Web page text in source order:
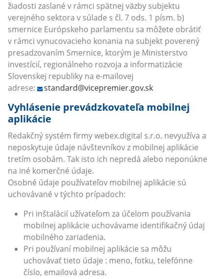
žiadosti zaslané v rámci spätnej väzby subjektu
verejného sektora v súlade s čl. 7 ods. 1 písm. b)
smernice Európskeho parlamentu sa môžete obrátiť
v rámci vynucovacieho konania na subjekt poverený
presadzovaním Smernice, ktorým je Ministerstvo
investícií, regionálneho rozvoja a informatizácie
Slovenskej republiky na e-mailovej
adrese:
standard@vicepremier.gov.sk
Vyhlásenie prevádzkovateľa mobilnej
aplikácie
Redakčný systém firmy webex.digital s.r.o. nevyužíva a
neposkytuje údaje návštevníkov z mobilnej aplikácie
tretím osobám. Tak isto ich nepredá alebo neponúkne
na iné komerčné údaje.
Osobné údaje používateľov mobilnej aplikácie sú
uchovávané v týchto prípadoch:
Pri inštalácií užívateľom za účelom používania
mobilnej aplikácie uchovávame identifikačný údaj
mobilného zariadenia.
Pri používaní mobilnej aplikácie sa môžu
uchovávať tieto údaje : meno, fotku, telefónne
číslo, emailová adresa.